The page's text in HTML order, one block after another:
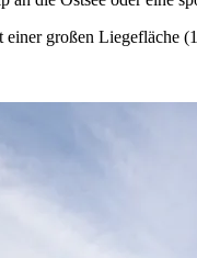
einer großen Liegefläche